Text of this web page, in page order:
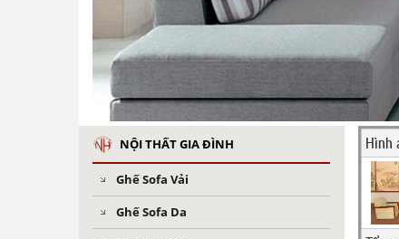
NỘI THẤT GIA ĐÌNH
Ghế Sofa Vải
Ghế Sofa Da
Hình